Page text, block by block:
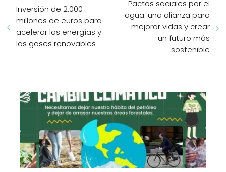
Inversión de 2.000
millones de euros para
acelerar las energías y
los gases renovables
Pactos sociales por el
agua: una alianza para
mejorar vidas y crear
un futuro más
sostenible